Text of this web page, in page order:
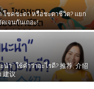
โชคชะตา หรือชะตาชีวิต? แยก
เจนกันเถอะ!
นำ” ใช้คำว่าอะไรดี? 推荐, 介绍
建议